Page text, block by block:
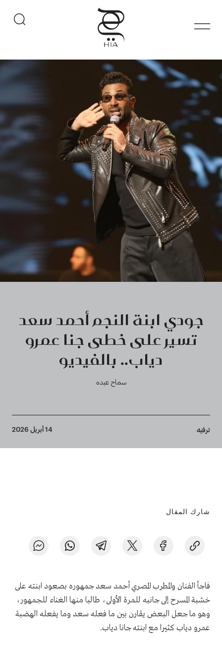
جودي ابنة النجم أحمد سعد
تسير على خطى جنا عمرو
دياب.. بالفيديو
سماح عبده
Breadcrumb
ترفيه 14 أبريل 2026
شارك المقال
فاجأ الفنان والمطرب المصري أحمد سعد جمهوره بصعود ابنته على
خشبة المسرح إلى جانبه للمرة الأولى، طالبا منها الغناء للجمهور،
وهو ما جعل البعض يقارن بين ما فعله سعد وما يفعله الهضبة
عمرو دياب كثيرا مع ابنته جانا دياب.